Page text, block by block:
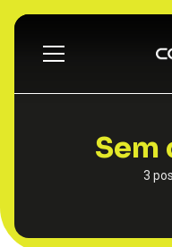
Sem
3